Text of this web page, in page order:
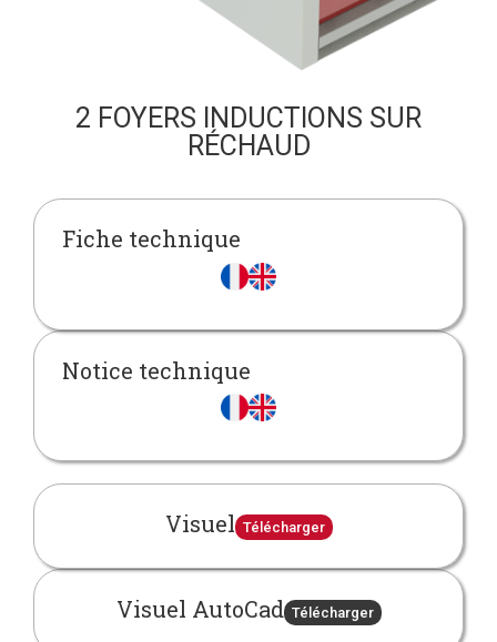
2 FOYERS INDUCTIONS SUR
RÉCHAUD
Fiche technique
Notice technique
Visuel Télécharger
Visuel AutoCad Télécharger